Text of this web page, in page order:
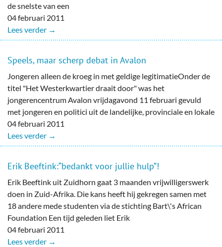
Prikbord & Aanbiedingen
Plaats bericht
de snelste van een
04 februari 2011
Lees verder →
Speels, maar scherp debat in Avalon
Jongeren alleen de kroeg in met geldige legitimatieOnder de
titel "Het Westerkwartier draait door" was het
jongerencentrum Avalon vrijdagavond 11 februari gevuld
met jongeren en politici uit de landelijke, provinciale en lokale
04 februari 2011
Lees verder →
Erik Beeftink:“bedankt voor jullie hulp”!
Erik Beeftink uit Zuidhorn gaat 3 maanden vrijwilligerswerk
doen in Zuid-Afrika. Die kans heeft hij gekregen samen met
18 andere mede studenten via de stichting Bart\'s African
Foundation Een tijd geleden liet Erik
04 februari 2011
Lees verder →